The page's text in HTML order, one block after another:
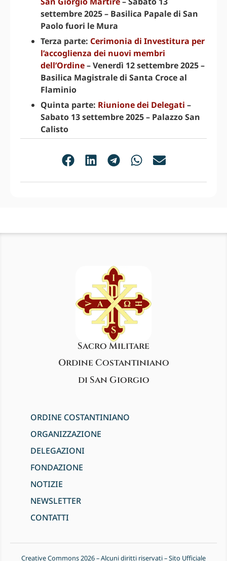
settembre 2025 – Basilica Papale di San
Paolo fuori le Mura
Terza parte: Cerimonia di Investitura per
l’accoglienza dei nuovi membri
dell’Ordine– Venerdì 12 settembre 2025 –
Basilica Magistrale di Santa Croce al
Flaminio
Quinta parte: Riunione dei Delegati –
Sabato 13 settembre 2025 – Palazzo San
Calisto
Sacro Militare
Ordine Costantiniano
di San Giorgio
ORDINE COSTANTINIANO
ORGANIZZAZIONE
DELEGAZIONI
FONDAZIONE
NOTIZIE
NEWSLETTER
CONTATTI
Creative Commons 2026 – Alcuni diritti riservati – Sito Ufficiale